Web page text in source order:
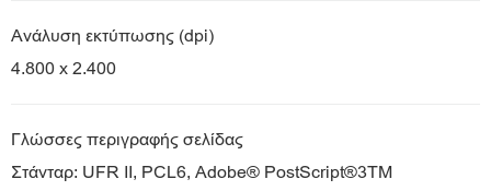
Ανάλυση εκτύπωσης (dpi)
4.800 x 2.400
Γλώσσες περιγραφής σελίδας
Στάνταρ: UFR II, PCL6, Adobe® PostScript®3TM